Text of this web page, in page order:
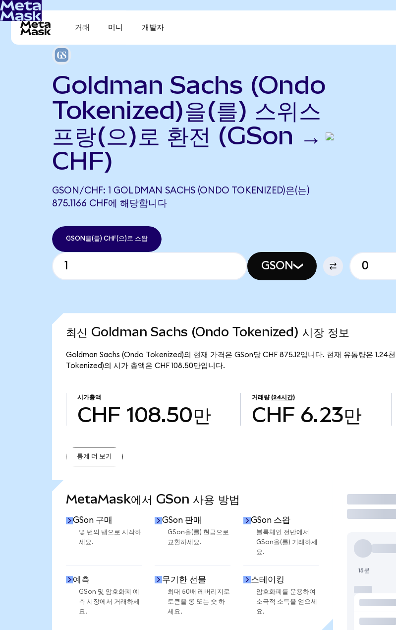
거래 머니 개발자
Goldman Sachs (Ondo
Tokenized)을(를) 스위스
프랑(으)로 환전 (GSon →
CHF)
GSON/CHF: 1 GOLDMAN SACHS (ONDO TOKENIZED)은(는)
875.1166 CHF에 해당합니다
GSON을(를) CHF(으)로 스왑
GSON
최신 Goldman Sachs (Ondo Tokenized) 시장 정보
Goldman Sachs (Ondo Tokenized)의 현재 가격은 GSon당 CHF 875.12입니다. 현재 유통량은 1.24
Tokenized)의 시가 총액은 CHF 108.50만입니다.
시가총액
CHF 108.50만
거래량 (24시간)
CHF 6.23만
통계 더 보기
MetaMask에서 GSon 사용 방법
GSon 구매
몇 번의 탭으로 시작하
세요.
GSon 판매
GSon을(를) 현금으로
교환하세요.
GSon 스왑
블록체인 전반에서
GSon을(를) 거래하세
요.
예측
GSon 및 암호화폐 예
측 시장에서 거래하세
요.
무기한 선물
최대 50배 레버리지로
토큰을 롱 또는 숏 하
세요.
스테이킹
암호화폐를 운용하여
소극적 소득을 얻으세
요.
거래
15분